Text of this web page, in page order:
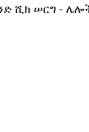
ሺክ ሠርግ -